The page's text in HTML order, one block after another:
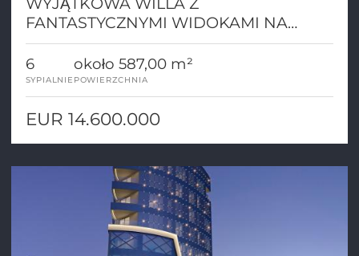
FANTASTYCZNYMI WIDOKAMI NA
ZATOKĘ SAINT TROPEZ
6
SYPIALNIE
około 587,00 m²
POWIERZCHNIA
EUR 14.600.000